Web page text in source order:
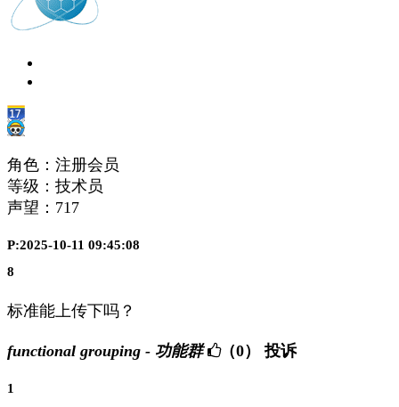
角色：注册会员
等级：技术员
声望： 717
P:2025-10-11 09:45:08
8
标准能上传下吗？
functional grouping - 功能群 （0） 投诉
1